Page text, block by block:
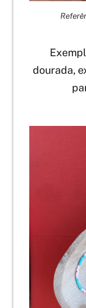
dourada,